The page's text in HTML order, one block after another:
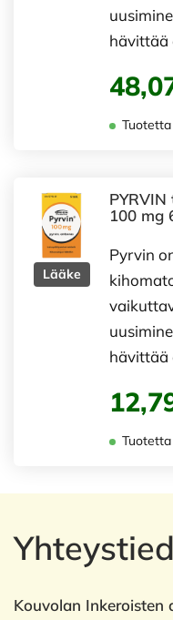
hävittää
Lääke
100 mg
Pyrvin
hävittää
Kouvolan Inkeroisten